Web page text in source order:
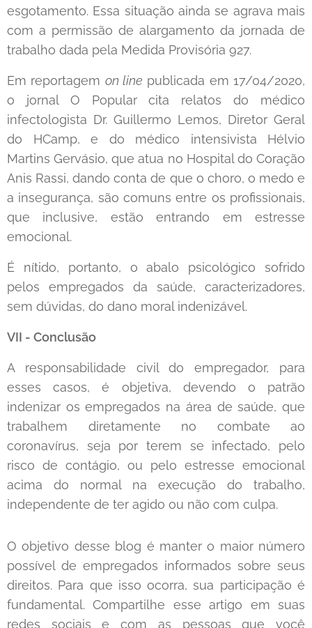
esgotamento. Essa situação ainda se agrava mais
com a permissão de alargamento da jornada de
trabalho dada pela Medida Provisória 927.
Em reportagem on line publicada em 17/04/2020,
o jornal O Popular cita relatos do médico
infectologista Dr. Guillermo Lemos, Diretor Geral
do HCamp, e do médico intensivista Hélvio
Martins Gervásio, que atua no Hospital do Coração
Anis Rassi, dando conta de que o choro, o medo e
a insegurança, são comuns entre os profissionais,
que inclusive, estão entrando em estresse
emocional.
É nítido, portanto, o abalo psicológico sofrido
pelos empregados da saúde, caracterizadores,
sem dúvidas, do dano moral indenizável.
VII - Conclusão
A responsabilidade civil do empregador, para
esses casos, é objetiva, devendo o patrão
indenizar os empregados na área de saúde, que
trabalhem diretamente no combate ao
coronavírus, seja por terem se infectado, pelo
risco de contágio, ou pelo estresse emocional
acima do normal na execução do trabalho,
independente de ter agido ou não com culpa.
O objetivo desse blog é manter o maior número
possível de empregados informados sobre seus
direitos. Para que isso ocorra, sua participação é
fundamental. Compartilhe esse artigo em suas
redes sociais e com as pessoas que você